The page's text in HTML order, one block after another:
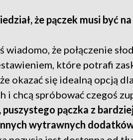
że pączek musi być na
wiadomo, że połączenie
które potrafi
okazać się idealną opcją
i chcą spróbować czegoś
puszystego pączka z
wytrawnych